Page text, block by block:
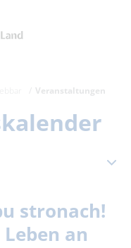
Veranstaltungen
Fr Sa So
1
stronach!
an